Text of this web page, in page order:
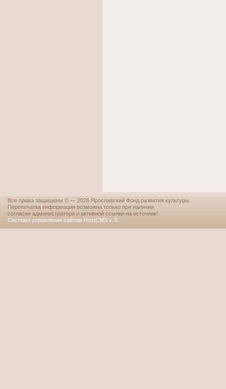
Все права защищены © — 2026 Ярославский Фонд развития культуры
Перепечатка информации возможна только при наличии
согласия администратора и активной ссылки на источник!
Система управления сайтом HostCMS v. 5